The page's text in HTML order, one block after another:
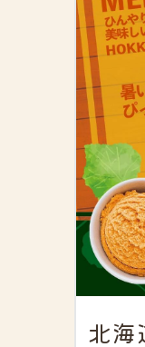
北海